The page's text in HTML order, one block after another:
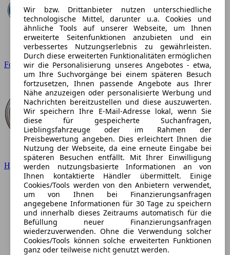
Ford
Hyundai
Wir bzw. Drittanbieter nutzen unterschiedliche
technologische Mittel, darunter u.a. Cookies und
ähnliche Tools auf unserer Webseite, um Ihnen
erweiterte Seitenfunktionen anzubieten und ein
verbessertes Nutzungserlebnis zu gewährleisten.
Durch diese erweiterten Funktionalitäten ermöglichen
wir die Personalisierung unseres Angebotes - etwa,
um Ihre Suchvorgänge bei einem späteren Besuch
fortzusetzen, Ihnen passende Angebote aus Ihrer
Nähe anzuzeigen oder personalisierte Werbung und
Nachrichten bereitzustellen und diese auszuwerten.
Wir speichern Ihre E-Mail-Adresse lokal, wenn Sie
diese für gespeicherte Suchanfragen,
Lieblingsfahrzeuge oder im Rahmen der
Preisbewertung angeben. Dies erleichtert Ihnen die
Nutzung der Webseite, da eine erneute Eingabe bei
späteren Besuchen entfällt. Mit Ihrer Einwilligung
werden nutzungsbasierte Informationen an von
Ihnen kontaktierte Händler übermittelt. Einige
Cookies/Tools werden von den Anbietern verwendet,
um von Ihnen bei Finanzierungsanfragen
angegebene Informationen für 30 Tage zu speichern
und innerhalb dieses Zeitraums automatisch für die
Befüllung neuer Finanzierungsanfragen
wiederzuverwenden. Ohne die Verwendung solcher
Cookies/Tools können solche erweiterten Funktionen
ganz oder teilweise nicht genutzt werden.